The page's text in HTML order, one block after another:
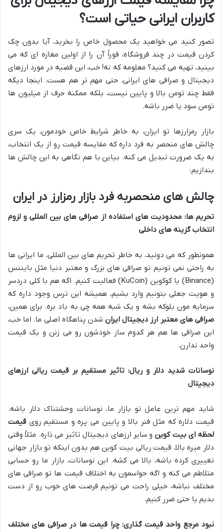
کاربران ایرانی حیاتی است؟
تصور کنید می خواهید یک محصول خاص را بخرید، آیا بدون چک
کردن قیمت در چند فروشگاه، فوراً آن را از اولین مغازه ای که می
بینید، تهیه می کنید؟ معلومه که نه! خب، این قضیه در مورد ارزهای
دیجیتال و صرافی های ایرانی، حتی مهم تر هم هست. اینجا دیگه
فقط چند تومن بالا و پایین نیست، بلکه ممکنه حرف از میلیون ها
تومن سود یا ضرر باشه.
بازار رمزارزها تو ایران، به خاطر شرایط خاص خودمون، یک سری
چالش های منحصر به فرد داره که مقایسه قیمت رو از یک انتخاب،
به یک ضرورت تبدیل می کنه. بیاین با هم نگاهی به این چالش ها
بندازیم:
چالش های منحصربه فرد بازار رمزارز در ایران
تحریم ها: محدودیت های استفاده از صرافی های بین المللی و لزوم
انتخاب گزینه های داخلی
همونطور که می دونید، به خاطر تحریم های بین المللی، ما ایرانی ها
به راحتی نمی تونیم تو صرافی های بزرگ و معتبر دنیا مثل بایننس
(Binance) یا کوکوین (KuCoin) فعالیت کنیم. اگه هم با کلی دردسر
و هویت جعلی بتونیم وارد بشیم، همیشه این ترس وجود داره که
سرمایه مون بلوکه بشه و یک شبه همه چی به باد بره. برای همین،
صرافی های معتبر ارز دیجیتال ایرانشدن پناهگاه اصلی ما. اما خب،
این صرافی ها هم هر کدوم ساز خودشون رو می زنن و یک قیمت
واحد ندارن.
نوسانات شدید دلار و ریال: تاثیر مستقیم بر قیمت ریالی ارزهای
دیجیتال
شاید مهم ترین عامل تو بازار ما، نوسانات وحشتناک دلار باشه.
قیمت دلاره که مثل فنر بالا و پایین می پره و مستقیم روی قیمت
لحظه ای بیت کوینو سایر ارزهای دیجیتال تاثیر می ذاره. مثلاً وقتی
دلار میره بالا، قیمت ریالی بیت کوین هم بدون اینکه تو بازار جهانی
تغییری کرده باشه، بالا می کشه. این نوسانات، بازار ما رو حسابی
متلاطم می کنه و اگه حواسمون به اختلاف قیمت ها تو صرافی های
مختلف نباشه، خیلی راحت می تونیم فرصت های خوب رو از دست
بدیم یا حتی ضرر کنیم.
نبود مرجع واحد قیمت گذاری: چرا قیمت ها در صرافی های مختلف